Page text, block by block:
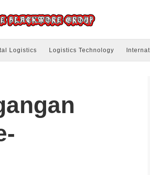
Logistics Logistics Technology